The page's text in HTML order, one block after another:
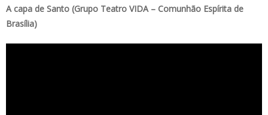
A capa de Santo (Grupo Teatro VIDA – Comunhão Espírita de
Brasília)